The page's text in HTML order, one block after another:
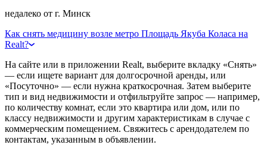
недалеко от г. Минск
Как снять медицину возле метро Площадь Якуба Коласа на
Realt?
На сайте или в приложении Realt, выберите вкладку «Снять»
— если ищете вариант для долгосрочной аренды, или
«Посуточно» — если нужна краткосрочная. Затем выберите
тип и вид недвижимости и отфильтруйте запрос — например,
по количеству комнат, если это квартира или дом, или по
классу недвижимости и другим характеристикам в случае с
коммерческим помещением. Свяжитесь с арендодателем по
контактам, указанным в объявлении.